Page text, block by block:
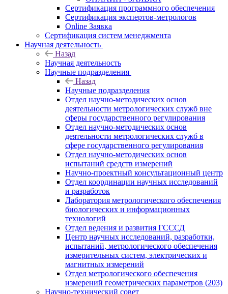
Сертификация программного обеспечения
Сертификация экспертов-метрологов
Online Заявка
Сертификация систем менеджмента
Научная деятельность
Назад
Научная деятельность
Научные подразделения
Назад
Научные подразделения
Отдел научно-методических основ
деятельности метрологических служб вне
сферы государственного регулирования
Отдел научно-методических основ
деятельности метрологических служб в
сфере государственного регулирования
Отдел научно-методических основ
испытаний средств измерений
Научно-проектный консультационный центр
Отдел координации научных исследований
и разработок
Лаборатория метрологического обеспечения
биологических и информационных
технологий
Отдел ведения и развития ГСССД
Центр научных исследований, разработки,
испытаний, метрологического обеспечения
измерительных систем, электрических и
магнитных измерений
Отдел метрологического обеспечения
измерений геометрических параметров (203)
Научно-технический совет